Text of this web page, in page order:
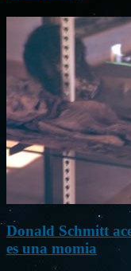
Donald Schmitt
es una momia